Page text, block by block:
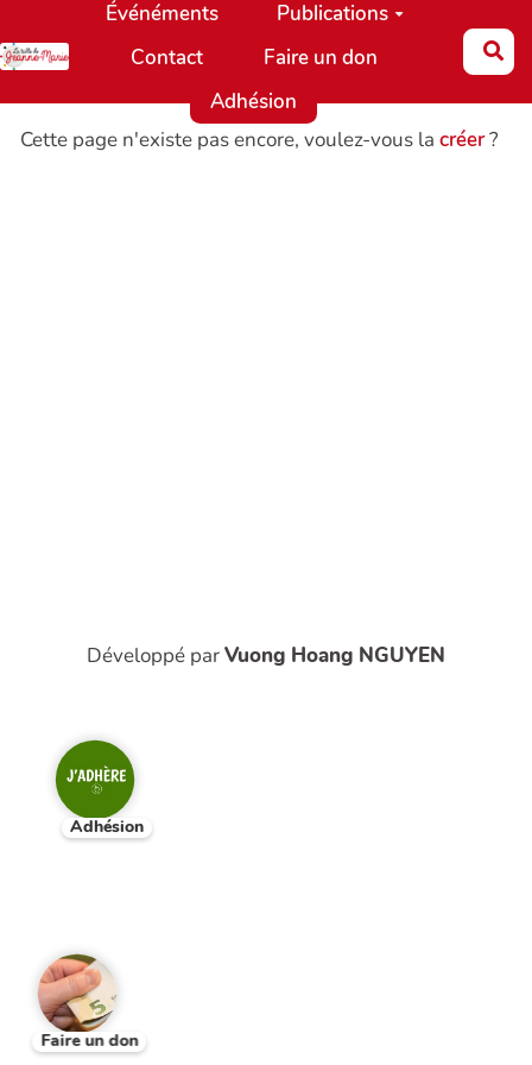
Aller au contenu principal
Événéments
Publications
Contact
Faire un don
Adhésion
Cette page n'existe pas encore, voulez-vous la créer?
Développé parVuong Hoang NGUYEN
Adhésion
Faire un don